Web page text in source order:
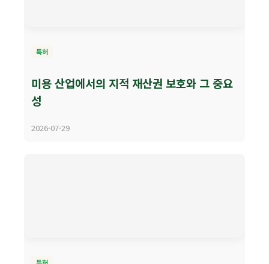
특허
미용 산업에서의 지적 재산권 보호와 그 중요
성
2026-07-29